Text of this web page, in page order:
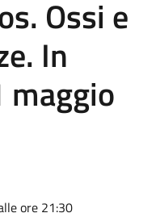
Ossi e
In
maggio
ore 21:30